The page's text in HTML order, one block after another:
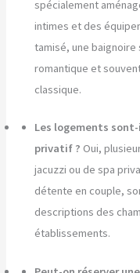
spécialement
intimes et des
tamisé, une baignoire
romantique et
classique.
Les logements
privatif ? Oui,
jacuzzi ou de spa
détente en couple,
descriptions des
établissements.